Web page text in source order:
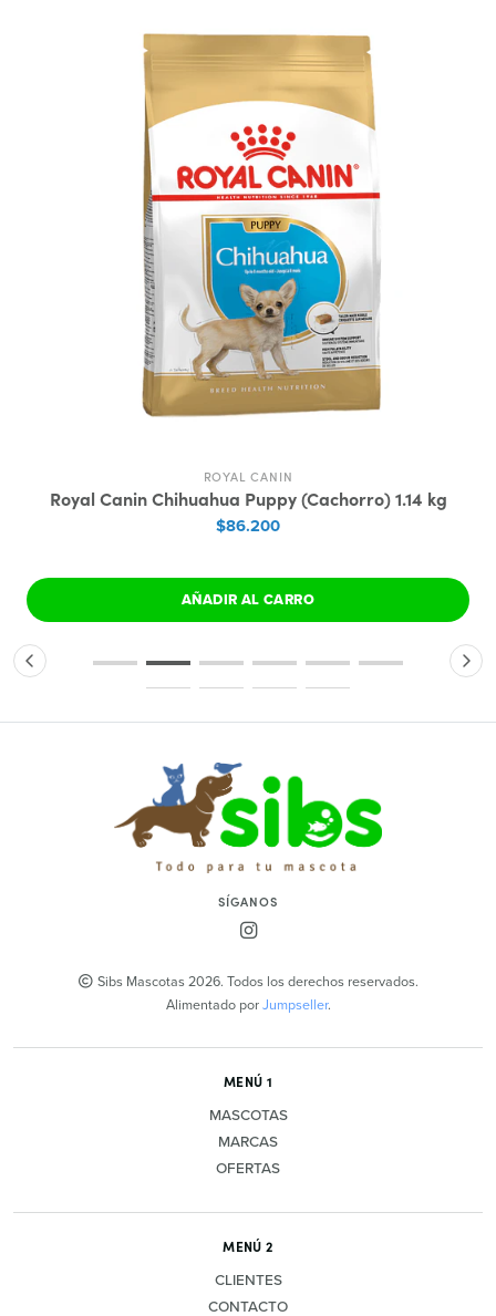
ROYAL CANIN
Royal Canin Chihuahua Puppy (Cachorro) 1.14 kg
$86.200
AÑADIR AL CARRO
SÍGANOS
Sibs Mascotas 2026. Todos los derechos reservados.
Alimentado porJumpseller.
MENÚ 1
MASCOTAS
MARCAS
OFERTAS
MENÚ 2
CLIENTES
CONTACTO